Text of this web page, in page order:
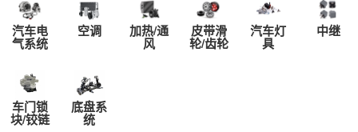
椅，共7个座位。高高的车顶
和7个座位是典型的商务车特
征，尤其是第二排座位是独立
汽车电
气系统
空调 加热/通
风
皮带滑
轮/齿轮
汽车灯
具
中继
车门锁
块/铰链
底盘系
统